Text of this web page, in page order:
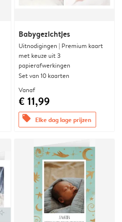
Babygezichtjes
Uitnodigingen | Premium kaart
met keuze uit 3
papierafwerkingen
Set van 10 kaarten
Vanaf
€ 11,99
offers Elke dag lage prijzen